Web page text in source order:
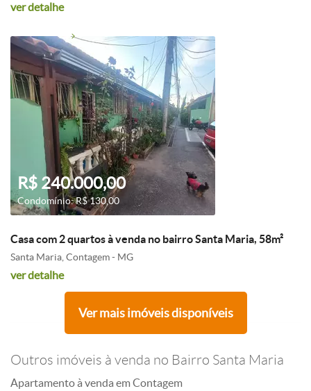
ver detalhe
R$ 240.000,00
Condomínio: R$ 130,00
Casa com 2 quartos à venda no bairro Santa Maria, 58m²
Santa Maria, Contagem - MG
ver detalhe
Ver mais imóveis disponíveis
Outros imóveis à venda no Bairro Santa Maria
Apartamento à venda em Contagem